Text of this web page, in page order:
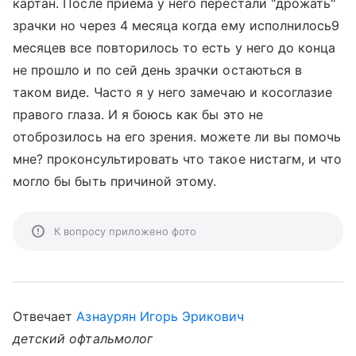
картан. После приёма у него перестали "дрожать"
зрачки но через 4 месяца когда ему исполнилось9
месяцев все повторилось то есть у него до конца
не прошло и по сей день зрачки остаються в
таком виде. Часто я у него замечаю и косоглазие
правого глаза. И я боюсь как бы это не
отоброзилось на его зрения. можете ли вы помочь
мне? проконсультировать что такое нистагм, и что
могло бы быть причиной этому.
К вопросу приложено фото
ОтвечаетАзнаурян Игорь Эрикович
детский офтальмолог